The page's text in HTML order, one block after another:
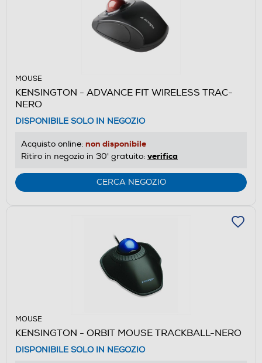
MOUSE
KENSINGTON - ADVANCE FIT WIRELESS TRAC-
NERO
DISPONIBILE SOLO IN NEGOZIO
Acquisto online: non disponibile
Ritiro in negozio in 30' gratuito: verifica
CERCA NEGOZIO
MOUSE
KENSINGTON - ORBIT MOUSE TRACKBALL-NERO
DISPONIBILE SOLO IN NEGOZIO